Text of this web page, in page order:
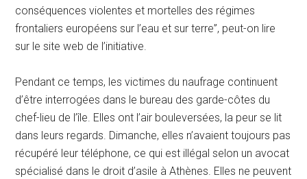
conséquences violentes et mortelles des régimes
frontaliers européens sur l’eau et sur terre”, peut-on lire
sur le site web de l’initiative.
Pendant ce temps, les victimes du naufrage continuent
d’être interrogées dans le bureau des garde-côtes du
chef-lieu de l’île. Elles ont l’air bouleversées, la peur se lit
dans leurs regards. Dimanche, elles n’avaient toujours pas
récupéré leur téléphone, ce qui est illégal selon un avocat
spécialisé dans le droit d’asile à Athènes. Elles ne peuvent